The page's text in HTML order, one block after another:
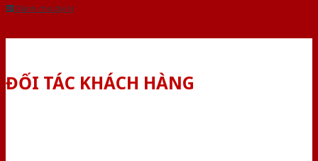
Dành cho đại lý
ĐỐI TÁC KHÁCH HÀNG